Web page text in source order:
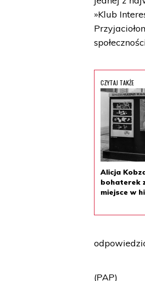
»Klub
CZYTAJ TAKŻE
Alicja
bohaterek
miejsce w
(PAP)